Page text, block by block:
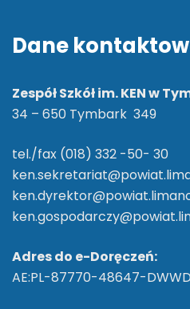
Dane
Zespół Szkół im. KEN w
34 – 650 Tymbark 349
tel./fax (018) 332 -50- 30
Adres do e-Doręczeń:
AE:PL-87770-48647-